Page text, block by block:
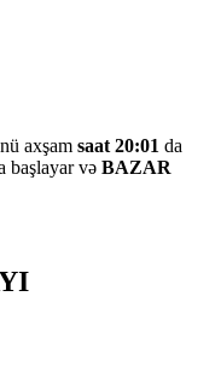
axşam saat 20:01 da
başlayar və BAZAR